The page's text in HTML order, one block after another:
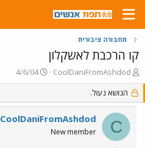
תחבורה ציבורית
קו הרכבת לאשקלון
פ
ו
ת
ח
נ
CoolDaniFromAshdod
פ
ו
ס
ם
ב
4/6/04
הנושא נעול.
C
CoolDaniFromAshdod
New member